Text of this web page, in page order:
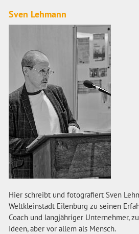
Sven Lehmann
Hier schreibt und fotografiert Sven
Weltkleinstadt Eilenburg zu seinen
Coach und langjähriger Unternehmer,
Ideen, aber vor allem als Mensch.